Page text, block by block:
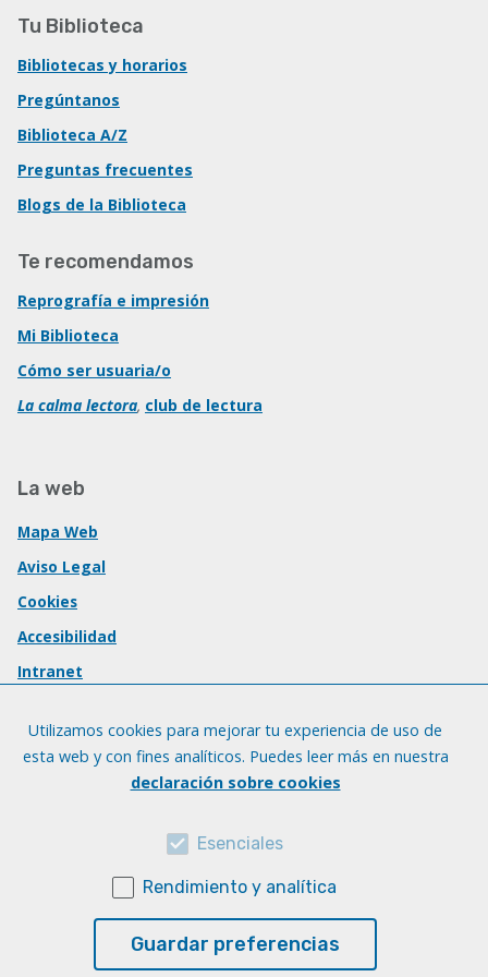
Tu Biblioteca
Bibliotecas y horarios
Pregúntanos
Biblioteca A/Z
Preguntas frecuentes
Blogs de la Biblioteca
Te recomendamos
Reprografía e impresión
Mi Biblioteca
Cómo ser usuaria/o
La calma lectora, club de lectura
La web
Mapa Web
Aviso Legal
Cookies
Accesibilidad
Intranet
Utilizamos cookies para mejorar tu experiencia de uso de
esta web y con fines analíticos. Puedes leer más en nuestra
declaración sobre cookies
Esenciales
Rendimiento y analítica
Guardar preferencias